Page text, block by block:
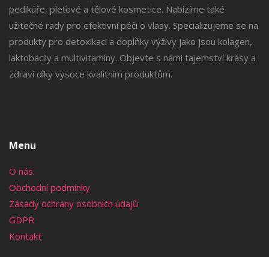
pedikúře, pleťové a tělové kosmetice. Nabízíme také
užitečné rady pro efektivní péči o vlasy. Specializujeme se na
produkty pro detoxikaci a doplňky výživy jako jsou kolagen,
laktobacily a multivitamíny. Objevte s námi tajemství krásy a
zdraví díky vysoce kvalitním produktům.
Menu
O nás
Obchodní podmínky
Zásady ochrany osobních údajů
GDPR
Kontakt